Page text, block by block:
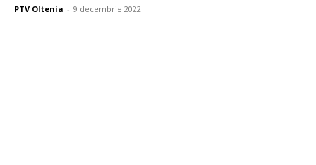
PTV Oltenia - 9 decembrie 2022